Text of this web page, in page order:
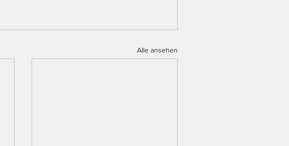
Alle ansehen